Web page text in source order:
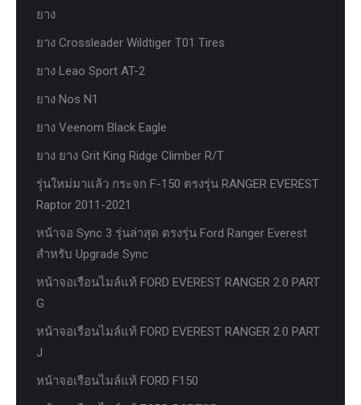
ยาง
ยาง Crossleader Wildtiger T01 Tires
ยาง Leao Sport AT-2
ยาง Nos N1
ยาง Veenom Black Eagle
ยาง ยาง Grit King Ridge Climber R/T
รุ่นใหม่มาแล้ว กระจก F-150 ตรงรุ่น RANGER EVEREST
Raptor 2011-2021
หน้าจอ Sync 3 รุ่นล่าสุด ตรงรุ่น Ford Ranger Everest
สำหรับ Upgrade Sync
หน้าจอเรือนไมล์แท้ FORD EVEREST RANGER 2.0 PART
G
หน้าจอเรือนไมล์แท้ FORD EVEREST RANGER 2.0 PART
J
หน้าจอเรือนไมล์แท้ FORD F150